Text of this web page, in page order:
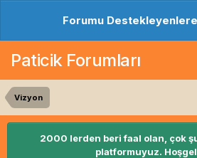
Forumu Destekleyenlere
Paticik Forumları
Vizyon
2000 lerden beri faal olan, çok
platformuyuz.